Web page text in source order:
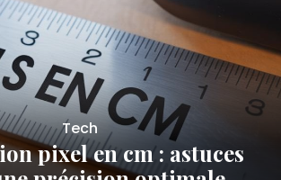
Tech
pixel en cm : astuces